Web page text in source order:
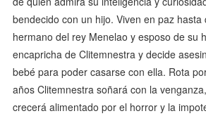
bendecido con un hijo. Viven en paz hasta
hermano del rey Menelao y esposo de su
encapricha de Clitemnestra y decide
bebé para poder casarse con ella. Rota
años Clitemnestra soñará con la
crecerá alimentado por el horror y la